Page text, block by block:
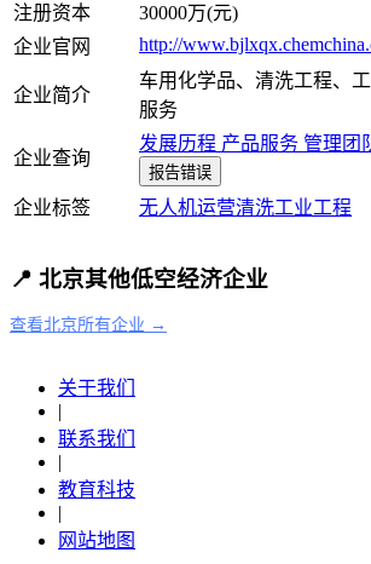
注册资本
30000万(元)
企业官网
http://
企业简介
车用化学品、清洗工程、
服务
企业查询
发展历程 产品服务 管理团
报告错误
企业标签 无人机运营清洗工业工程
📍 北京其他低空经济企业
查看北京所有企业 →
关于我们
|
联系我们
|
教育科技
|
网站地图